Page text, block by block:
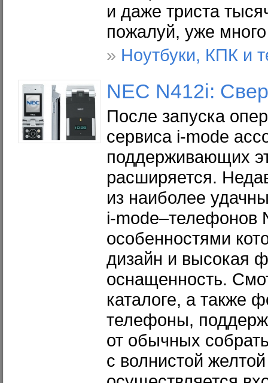
и даже триста
пожалуй, уже много
» Ноутбуки, КПК и
NEC N412i:
После запуска
сервиса i-mode
поддерживающих
расширяется.
из наиболее
i-mode–телефонов
особенностями
дизайн и высокая
оснащенность.
каталоге, а также
телефоны,
от обычных
с волнистой